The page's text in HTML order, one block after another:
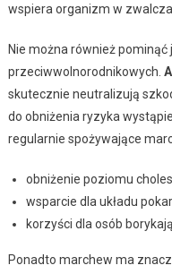
wspiera organizm w
Nie można również pominąć
przeciwwolnorodnikowych.
skutecznie neutralizują
do obniżenia ryzyka
regularnie spożywające
obniżenie poziomu
wsparcie dla układu
korzyści dla osób
Ponadto marchew ma